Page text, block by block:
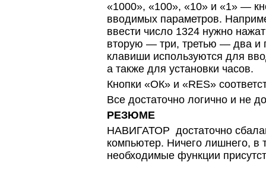
«1000», «100», «10» и «1» —
вводимых параметров.
ввести число 1324 нужно
вторую — три, третью — два
клавиши используются для
а также для установки часов.
Кнопки «ОК» и «RES»
Все достаточно логично и не
РЕЗЮМЕ
НАВИГАТОР достаточно
компьютер. Ничего лишнего, в
необходимые функции